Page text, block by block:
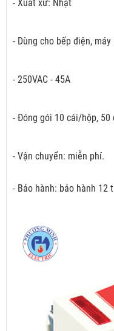
- Xuất xứ: Nhật
- Dùng cho bếp điện,
- 250VAC - 45A
- Đóng gói 10 cái/hộp, 50
- Vận chuyển: miễn phí.
- Bảo hành: bảo hành 12